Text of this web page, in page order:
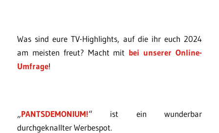
Was sind eure TV-Highlights, auf die ihr euch 2024
am meisten freut? Macht mit bei unserer Online-
Umfrage!
„PANTSDEMONIUM!“ ist ein wunderbar
durchgeknallter Werbespot.